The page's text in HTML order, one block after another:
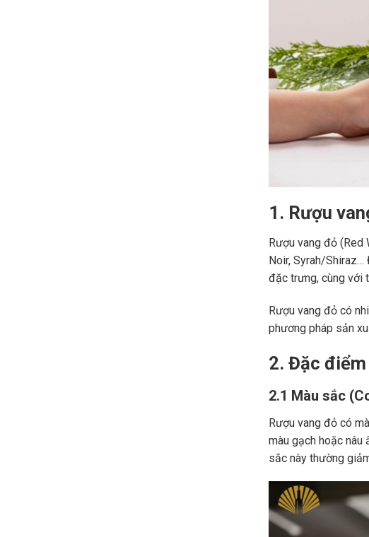
1. Rượu
Rượu vang đỏ
Noir, Syrah/
đặc trưng, cùng với
Rượu vang đỏ có
phương pháp sản
2. Đặc
2.1 Màu sắc
Rượu vang đỏ có
màu gạch hoặc nâu
sắc này thường